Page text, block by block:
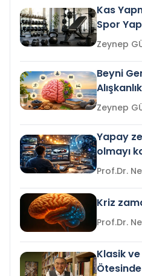
Kas
Spor
Beyni
Yapay
olmayı
Kriz
Klasik